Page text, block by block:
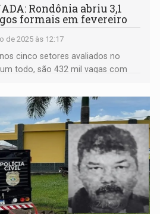
Rondônia abriu 3,1
formais em fevereiro
de 2025 às 12:17
cinco setores avaliados no
todo, são 432 mil vagas com
a 47,7 milhões